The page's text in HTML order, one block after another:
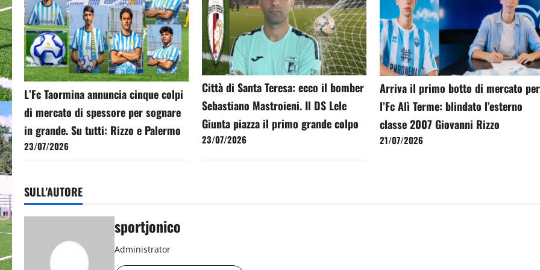
L’Fc Taormina annuncia cinque colpi
di mercato di spessore per sognare
in grande. Su tutti: Rizzo e Palermo
23/07/2026
Città di Santa Teresa: ecco il bomber
Sebastiano Mastroieni. Il DS Lele
Giunta piazza il primo grande colpo
23/07/2026
Arriva il primo botto di mercato per
l’Fc Alì Terme: blindato l’esterno
classe 2007 Giovanni Rizzo
21/07/2026
SULL'AUTORE
sportjonico
Administrator